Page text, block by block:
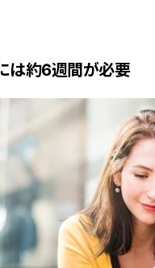
は約6週間が必要